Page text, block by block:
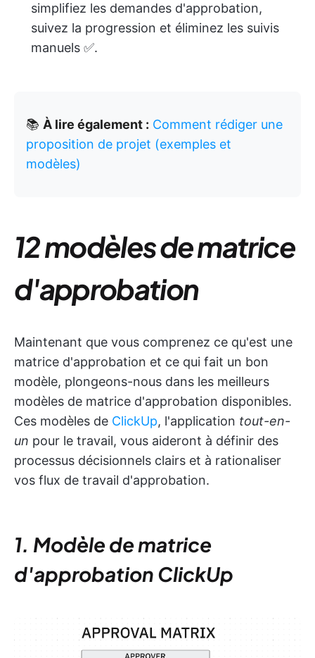
simplifiez les demandes d'approbation,
suivez la progression et éliminez les suivis
manuels ✅️.
📚 À lire également : Comment rédiger une
proposition de projet (exemples et
modèles)
12 modèles de matrice
d'approbation
Maintenant que vous comprenez ce qu'est une
matrice d'approbation et ce qui fait un bon
modèle, plongeons-nous dans les meilleurs
modèles de matrice d'approbation disponibles.
Ces modèles de ClickUp, l'application tout-en-
un pour le travail, vous aideront à définir des
processus décisionnels clairs et à rationaliser
vos flux de travail d'approbation.
1. Modèle de matrice
d'approbation ClickUp